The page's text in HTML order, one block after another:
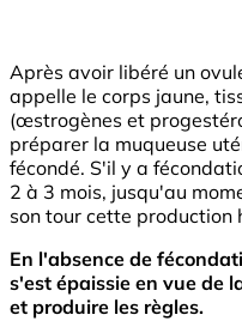
Après avoir libéré un
appelle le corps jaune,
(œstrogènes et
préparer la muqueuse
fécondé. S'il y a
2 à 3 mois, jusqu'au
son tour cette production
En l'absence de
s'est épaissie en vue de
et produire les règles.